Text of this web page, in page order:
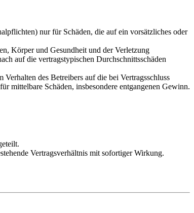
nur für Schäden, die auf ein vorsätzliches oder
Körper und Gesundheit und der Verletzung
auf die vertragstypischen Durchschnittsschäden
des Betreibers auf die bei Vertragsschluss
mittelbare Schäden, insbesondere entgangenen Gewinn.
Vertragsverhältnis mit sofortiger Wirkung.